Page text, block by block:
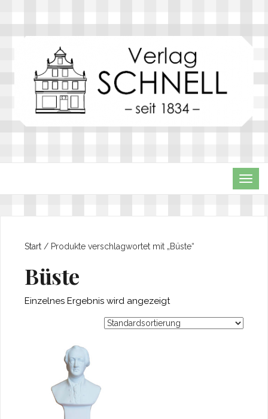
Start / Produkte verschlagwortet mit „Büste“
Büste
Einzelnes Ergebnis wird angezeigt